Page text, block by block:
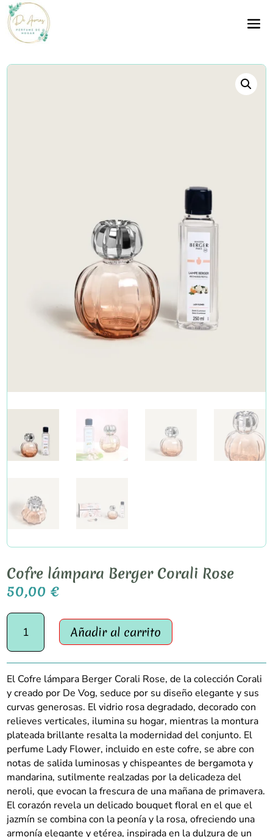
Cofre lámpara Berger Corali Rose
50,00€
Cofre
lámpara
Berger
Corali
Rose
cantidad
Añadir al carrito
El Cofre lámpara Berger Corali Rose, de la colección Corali
y creado por De Vog, seduce por su diseño elegante y sus
curvas generosas. El vidrio rosa degradado, decorado con
relieves verticales, ilumina su hogar, mientras la montura
plateada brillante resalta la modernidad del conjunto. El
perfume Lady Flower, incluido en este cofre, se abre con
notas de salida luminosas y chispeantes de bergamota y
mandarina, sutilmente realzadas por la delicadeza del
neroli, que evocan la frescura de una mañana de primavera.
El corazón revela un delicado bouquet floral en el que el
jazmín se combina con la peonía y la rosa, ofreciendo una
armonía elegante y etérea, inspirada en la dulzura de un